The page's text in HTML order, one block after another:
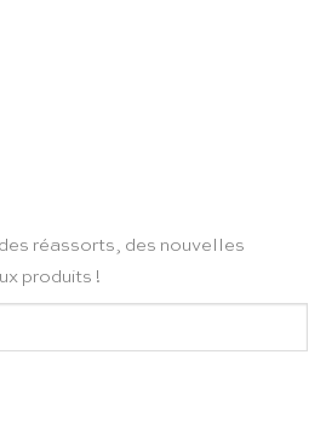
réassorts, des nouvelles
produits !